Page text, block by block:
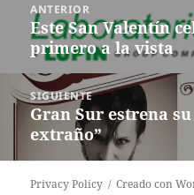
entradas
ANTERIOR
Entrada
anterior:
Este San Valentín
primero a la vista
SIGUIENTE
Siguiente
entrada:
Gran Sur estrena
extraño”
Privacy Policy Creado con